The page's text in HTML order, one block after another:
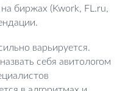
биржах (Kwork, FL.ru,
варьируется.
себя авитологом